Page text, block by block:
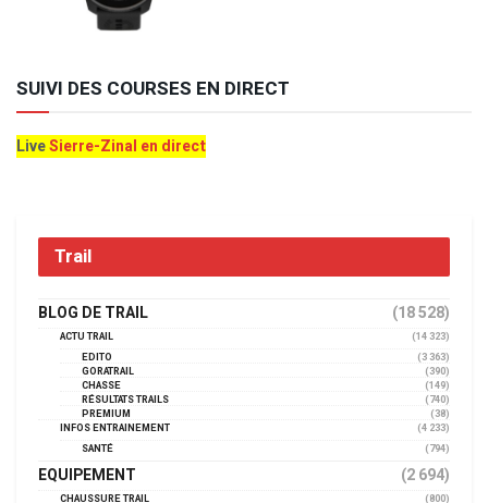
SUIVI DES COURSES EN DIRECT
LiveSierre-Zinal en direct
Trail
BLOG DE TRAIL (18 528)
ACTU TRAIL
(14 323)
EDITO
(3 363)
GORATRAIL
(390)
CHASSE
(149)
RÉSULTATS TRAILS
(740)
PREMIUM
(38)
INFOS ENTRAINEMENT
(4 233)
SANTÉ
(794)
EQUIPEMENT (2 694)
CHAUSSURE TRAIL (800)